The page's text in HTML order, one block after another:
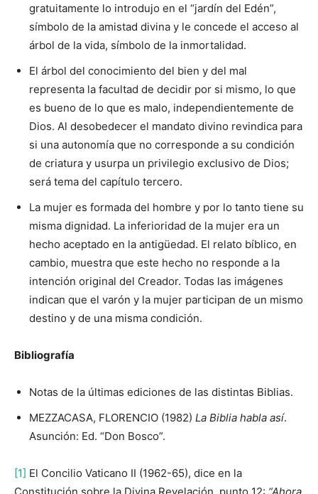
gratuitamente lo introdujo en el “jardín del Edén”,
símbolo de la amistad divina y le concede el acceso al
árbol de la vida, símbolo de la inmortalidad.
El árbol del conocimiento del bien y del mal
representa la facultad de decidir por si mismo, lo que
es bueno de lo que es malo, independientemente de
Dios. Al desobedecer el mandato divino revindica para
si una autonomía que no corresponde a su condición
de criatura y usurpa un privilegio exclusivo de Dios;
será tema del capítulo tercero.
La mujer es formada del hombre y por lo tanto tiene su
misma dignidad. La inferioridad de la mujer era un
hecho aceptado en la antigüedad. El relato bíblico, en
cambio, muestra que este hecho no responde a la
intención original del Creador. Todas las imágenes
indican que el varón y la mujer participan de un mismo
destino y de una misma condición.
Bibliografía
Notas de la últimas ediciones de las distintas Biblias.
MEZZACASA, FLORENCIO (1982) La Biblia habla así.
Asunción: Ed. “Don Bosco”.
[1] El Concilio Vaticano II (1962-65), dice en la
Constitución sobre la Divina Revelación, punto 12: “Ahora